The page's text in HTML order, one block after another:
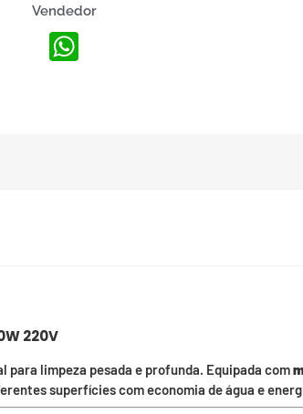
Vendedor
WhatsApp
220V
para limpeza pesada e profunda. Equipada com
superfícies com economia de água e